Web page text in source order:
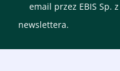
email przez EBIS Sp.
newslettera.